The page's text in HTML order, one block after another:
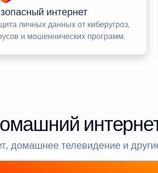
интернет
личных данных от киберугроз,
и мошеннических программ.
домашнее телевидение и